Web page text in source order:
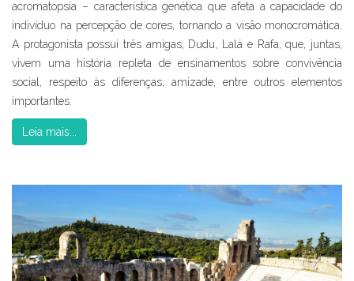
acromatopsia – característica genética que afeta a capacidade do
indivíduo na percepção de cores, tornando a visão monocromática.
A protagonista possui três amigas, Dudu, Lalá e Rafa, que, juntas,
vivem uma história repleta de ensinamentos sobre convivência
social, respeito às diferenças, amizade, entre outros elementos
importantes.
Leia mais...